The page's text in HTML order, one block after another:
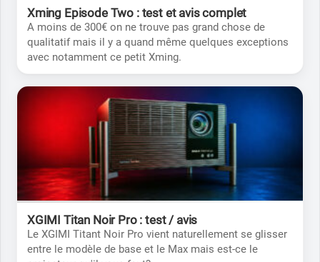
Xming Episode Two : test et avis complet
A moins de 300€ on ne trouve pas grand chose de
qualitatif mais il y a quand même quelques exceptions
avec notamment ce petit Xming.
XGIMI Titan Noir Pro : test / avis
Le XGIMI Titant Noir Pro vient naturellement se glisser
entre le modèle de base et le Max mais est-ce le